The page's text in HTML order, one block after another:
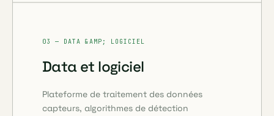
03 — DATA &AMP; LOGICIEL
Data et logiciel
Plateforme de traitement des données
capteurs, algorithmes de détection